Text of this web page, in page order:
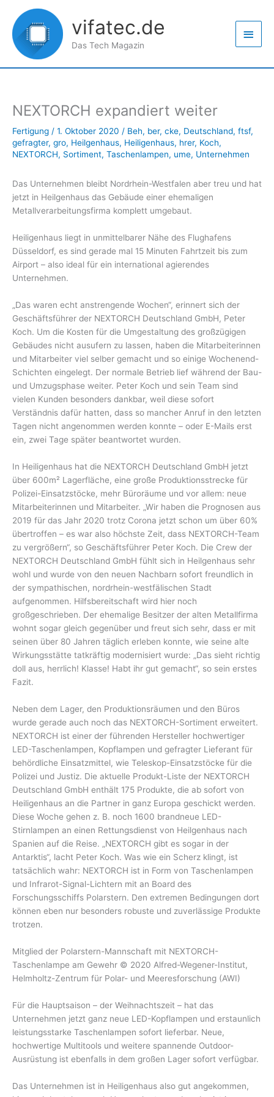
Inhalt
springen
vifatec.de
Das Tech Magazin
NEXTORCH expandiert weiter
Fertigung / 1. Oktober 2020 / Beh, ber, cke, Deutschland, ftsf,
gefragter, gro, Heilgenhaus, Heiligenhaus, hrer, Koch,
NEXTORCH, Sortiment, Taschenlampen, ume, Unternehmen
Das Unternehmen bleibt Nordrhein-Westfalen aber treu und hat
jetzt in Heilgenhaus das Gebäude einer ehemaligen
Metallverarbeitungsfirma komplett umgebaut.
Heiligenhaus liegt in unmittelbarer Nähe des Flughafens
Düsseldorf, es sind gerade mal 15 Minuten Fahrtzeit bis zum
Airport – also ideal für ein international agierendes
Unternehmen.
„Das waren echt anstrengende Wochen“, erinnert sich der
Geschäftsführer der NEXTORCH Deutschland GmbH, Peter
Koch. Um die Kosten für die Umgestaltung des großzügigen
Gebäudes nicht ausufern zu lassen, haben die Mitarbeiterinnen
und Mitarbeiter viel selber gemacht und so einige Wochenend-
Schichten eingelegt. Der normale Betrieb lief während der Bau-
und Umzugsphase weiter. Peter Koch und sein Team sind
vielen Kunden besonders dankbar, weil diese sofort
Verständnis dafür hatten, dass so mancher Anruf in den letzten
Tagen nicht angenommen werden konnte – oder E-Mails erst
ein, zwei Tage später beantwortet wurden.
In Heiligenhaus hat die NEXTORCH Deutschland GmbH jetzt
über 600m² Lagerfläche, eine große Produktionsstrecke für
Polizei-Einsatzstöcke, mehr Büroräume und vor allem: neue
Mitarbeiterinnen und Mitarbeiter. „Wir haben die Prognosen aus
2019 für das Jahr 2020 trotz Corona jetzt schon um über 60%
übertroffen – es war also höchste Zeit, dass NEXTORCH-Team
zu vergrößern“, so Geschäftsführer Peter Koch. Die Crew der
NEXTORCH Deutschland GmbH fühlt sich in Heilgenhaus sehr
wohl und wurde von den neuen Nachbarn sofort freundlich in
der sympathischen, nordrhein-westfälischen Stadt
aufgenommen. Hilfsbereitschaft wird hier noch
großgeschrieben. Der ehemalige Besitzer der alten Metallfirma
wohnt sogar gleich gegenüber und freut sich sehr, dass er mit
seinen über 80 Jahren täglich erleben konnte, wie seine alte
Wirkungsstätte tatkräftig modernisiert wurde: „Das sieht richtig
doll aus, herrlich! Klasse! Habt ihr gut gemacht“, so sein erstes
Fazit.
Neben dem Lager, den Produktionsräumen und den Büros
wurde gerade auch noch das NEXTORCH-Sortiment erweitert.
NEXTORCH ist einer der führenden Hersteller hochwertiger
LED-Taschenlampen, Kopflampen und gefragter Lieferant für
behördliche Einsatzmittel, wie Teleskop-Einsatzstöcke für die
Polizei und Justiz. Die aktuelle Produkt-Liste der NEXTORCH
Deutschland GmbH enthält 175 Produkte, die ab sofort von
Heiligenhaus an die Partner in ganz Europa geschickt werden.
Diese Woche gehen z. B. noch 1600 brandneue LED-
Stirnlampen an einen Rettungsdienst von Heilgenhaus nach
Spanien auf die Reise. „NEXTORCH gibt es sogar in der
Antarktis“, lacht Peter Koch. Was wie ein Scherz klingt, ist
tatsächlich wahr: NEXTORCH ist in Form von Taschenlampen
und Infrarot-Signal-Lichtern mit an Board des
Forschungsschiffs Polarstern. Den extremen Bedingungen dort
können eben nur besonders robuste und zuverlässige Produkte
trotzen.
Mitglied der Polarstern-Mannschaft mit NEXTORCH-
Taschenlampe am Gewehr © 2020 Alfred-Wegener-Institut,
Helmholtz-Zentrum für Polar- und Meeresforschung (AWI)
Für die Hauptsaison – der Weihnachtszeit – hat das
Unternehmen jetzt ganz neue LED-Kopflampen und erstaunlich
leistungsstarke Taschenlampen sofort lieferbar. Neue,
hochwertige Multitools und weitere spannende Outdoor-
Ausrüstung ist ebenfalls in dem großen Lager sofort verfügbar.
Das Unternehmen ist in Heiligenhaus also gut angekommen,